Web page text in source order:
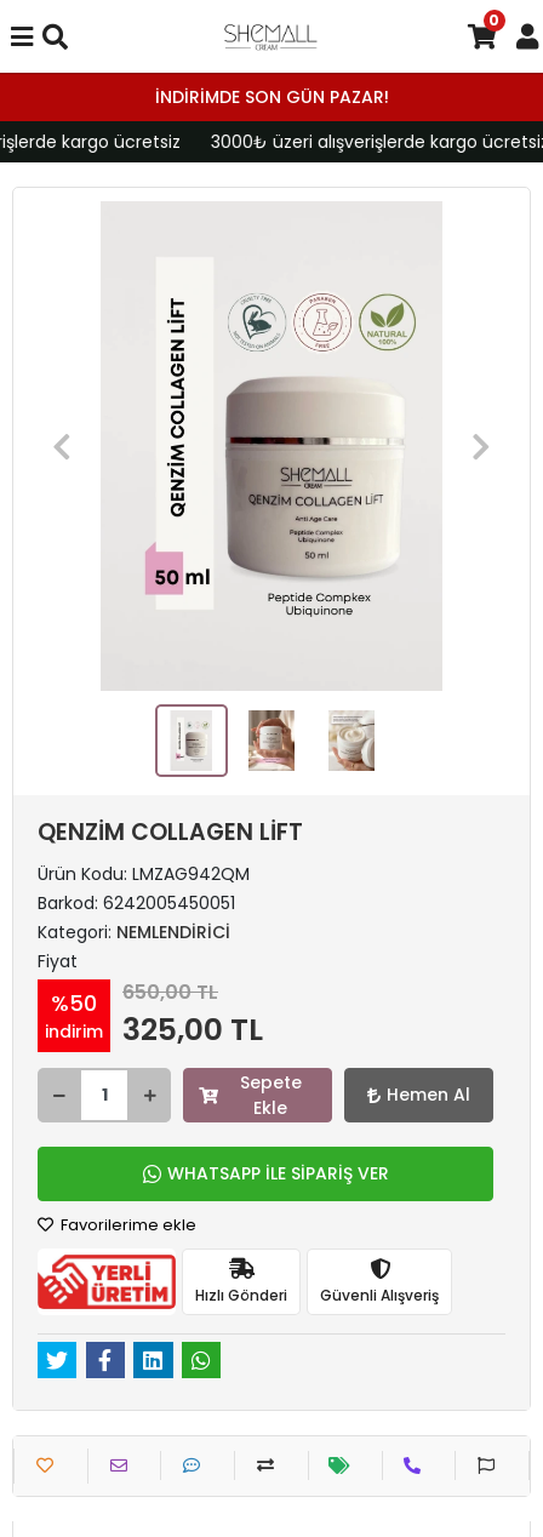
İNDİRİMDE SON GÜN PAZAR!
kargo ücretsiz
3000₺ üzeri alışverişlerde kargo ücretsiz
0
QENZİM COLLAGEN LİFT
Ürün Kodu: LMZAG942QM
Barkod: 6242005450051
Kategori: NEMLENDİRİCİ
Fiyat
%50
indirim
650,00 TL
325,00 TL
Sepete
Ekle
Hemen Al
WHATSAPP İLE SİPARİŞ VER
Favorilerime ekle
Hızlı Gönderi Güvenli Alışveriş